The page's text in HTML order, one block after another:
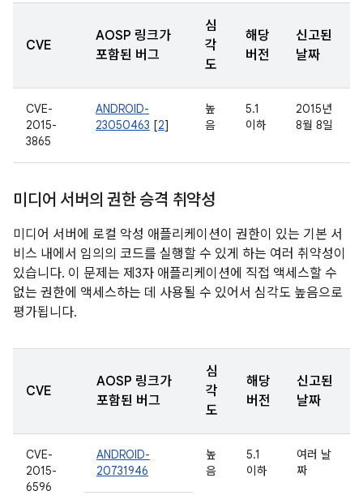
CVE
AOSP 링크가
포함된 버그
심
각
도
해당
버전
신고된
날짜
CVE-
2015-
3865
ANDROID-
23050463 [2]
높
음
5.1
이하
2015년
8월 8일
미디어 서버의 권한 승격 취약성
미디어 서버에 로컬 악성 애플리케이션이 권한이 있는 기본 서
비스 내에서 임의의 코드를 실행할 수 있게 하는 여러 취약성이
있습니다. 이 문제는 제3자 애플리케이션에 직접 액세스할 수
없는 권한에 액세스하는 데 사용될 수 있어서 심각도 높음으로
평가됩니다.
CVE
AOSP 링크가
포함된 버그
심
각
도
해당
버전
신고된
날짜
CVE-
2015-
6596
ANDROID-
20731946
높
음
5.1
이하
여러 날
짜